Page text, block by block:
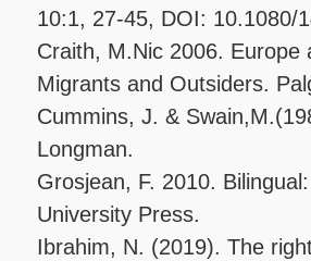
10:1, 27-45, DOI: 10.1080/
Craith, M.Nic 2006. Europe
Migrants and Outsiders.
Cummins, J. &
Longman.
Grosjean, F. 2010.
University Press.
Ibrahim, N. (2019). The